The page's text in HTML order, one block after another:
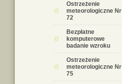
Ostrzeżenie
meteorologiczne Nr
72
Bezpłatne
komputerowe
badanie wzroku
Ostrzeżenie
meteorologiczne Nr
75